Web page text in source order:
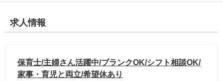
求人情報
保育士/主婦さん活躍中/ブランクOK/シフト相談OK/
家事・育児と両立/希望休あり